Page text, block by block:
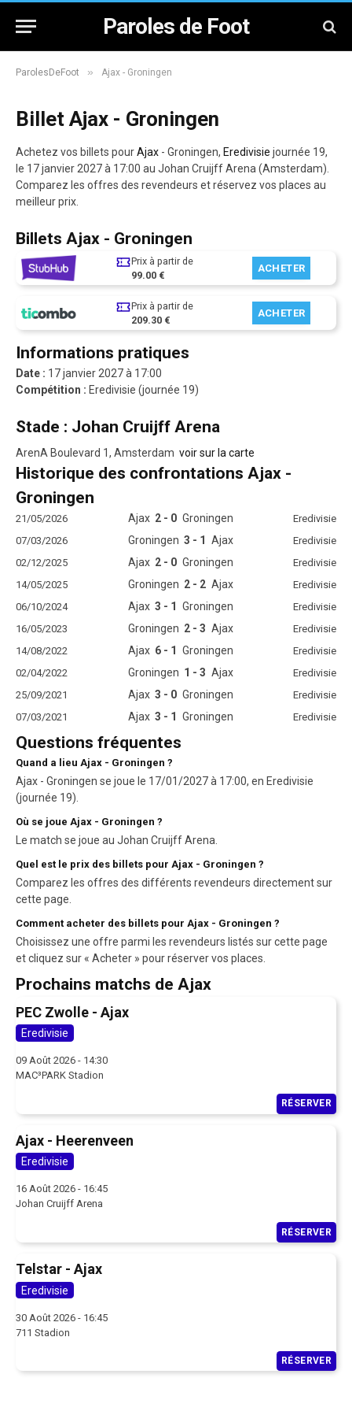
Paroles de Foot
ParolesDeFoot » Ajax - Groningen
Billet Ajax - Groningen
Achetez vos billets pourAjax - Groningen, Eredivisie journée 19,
le 17 janvier 2027 à 17:00 au Johan Cruijff Arena (Amsterdam).
Comparez les offres des revendeurs et réservez vos places au
meilleur prix.
Billets Ajax - Groningen
Prix à partir de
99.00 €
ACHETER
Prix à partir de
209.30 €
ACHETER
Informations pratiques
Date : 17 janvier 2027 à 17:00
Compétition : Eredivisie (journée 19)
Stade : Johan Cruijff Arena
ArenA Boulevard 1, Amsterdam voir sur la carte
Historique des confrontations Ajax -
Groningen
21/05/2026 Ajax 2 - 0 Groningen
Eredivisie
07/03/2026
Groningen 3 - 1 Ajax
Eredivisie
02/12/2025
Ajax 2 - 0 Groningen
Eredivisie
14/05/2025
Groningen 2 - 2 Ajax
Eredivisie
06/10/2024
Ajax 3 - 1 Groningen
Eredivisie
16/05/2023
Groningen 2 - 3 Ajax
Eredivisie
14/08/2022
Ajax 6 - 1 Groningen
Eredivisie
02/04/2022
Groningen 1 - 3 Ajax
Eredivisie
25/09/2021
Ajax 3 - 0 Groningen
Eredivisie
07/03/2021
Ajax 3 - 1 Groningen Eredivisie
Questions fréquentes
Quand a lieu Ajax - Groningen ?
Ajax - Groningen se joue le 17/01/2027 à 17:00, en Eredivisie
(journée 19).
Où se joue Ajax - Groningen ?
Le match se joue au Johan Cruijff Arena.
Quel est le prix des billets pour Ajax - Groningen ?
Comparez les offres des différents revendeurs directement sur
cette page.
Comment acheter des billets pour Ajax - Groningen ?
Choisissez une offre parmi les revendeurs listés sur cette page
et cliquez sur « Acheter » pour réserver vos places.
Prochains matchs de Ajax
PEC Zwolle - Ajax
Eredivisie
09 Août 2026 - 14:30
MAC³PARK Stadion
RÉSERVER
Ajax - Heerenveen
Eredivisie
16 Août 2026 - 16:45
Johan Cruijff Arena
RÉSERVER
Telstar - Ajax
Eredivisie
30 Août 2026 - 16:45
711 Stadion
RÉSERVER